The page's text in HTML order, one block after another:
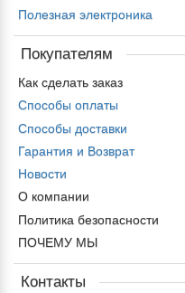
Полезная электроника
Покупателям
Как сделать заказ
Способы оплаты
Способы доставки
Гарантия и Возврат
Новости
О компании
Политика безопасности
ПОЧЕМУ МЫ
Контакты